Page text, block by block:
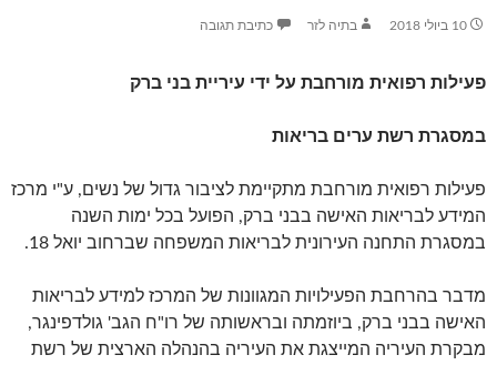
10 ביולי 2018 בתיה לזר כתיבת תגובה
פעילות רפואית מורחבת על ידי עיריית בני ברק
במסגרת רשת ערים בריאות
פעילות רפואית מורחבת מתקיימת לציבור גדול של נשים, ע"י מרכז
המידע לבריאות האישה בבני ברק, הפועל בכל ימות השנה
במסגרת התחנה העירונית לבריאות המשפחה שברחוב יואל 18.
מדבר בהרחבת הפעילויות המגוונות של המרכז למידע לבריאות
האישה בבני ברק, ביוזמתה ובראשותה של רו"ח הגב' גולדפינגר,
מבקרת העיריה המייצגת את העיריה בהנהלה הארצית של רשת